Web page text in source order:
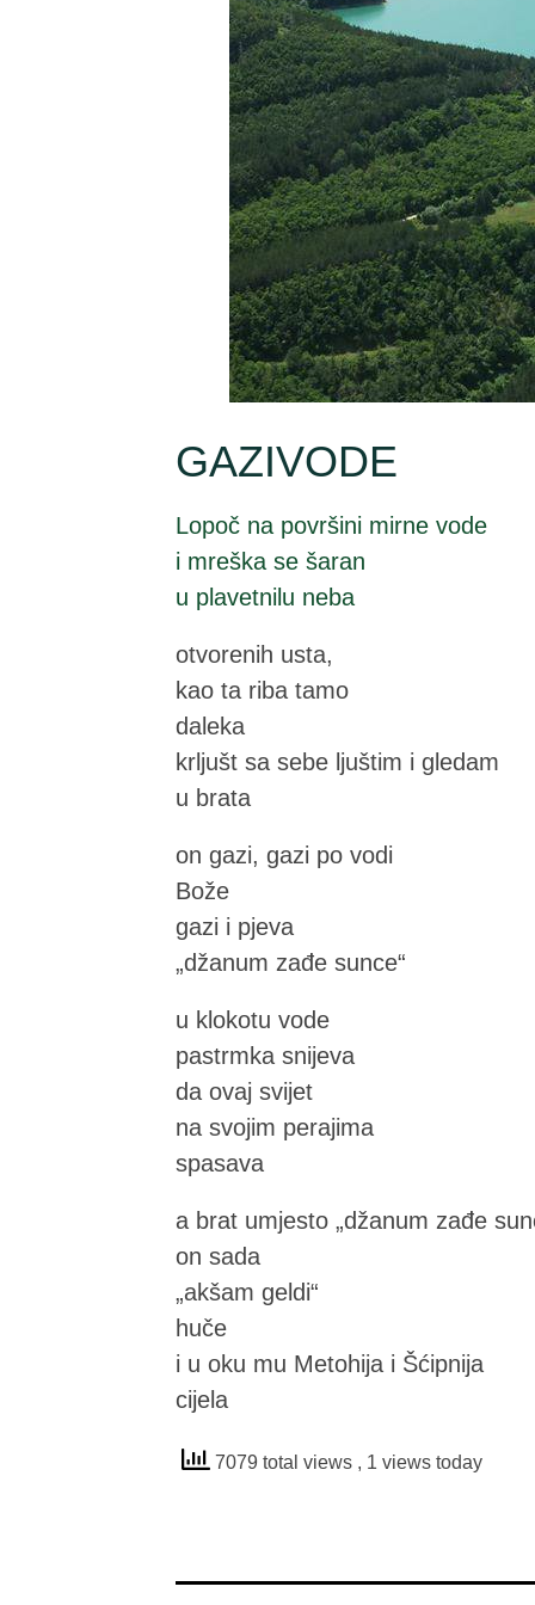
GAZIVODE
Lopoč na površini mirne vode
i mreška se šaran
u plavetnilu neba
otvorenih usta,
kao ta riba tamo
daleka
krljušt sa sebe ljuštim i gledam
u brata
on gazi, gazi po vodi
Bože
gazi i pjeva
„džanum zađe sunce“
u klokotu vode
pastrmka snijeva
da ovaj svijet
na svojim perajima
spasava
a brat umjesto „džanum zađe
on sada
„akšam geldi“
huče
i u oku mu Metohija i Šćipnija
cijela
7079 total views , 1 views today